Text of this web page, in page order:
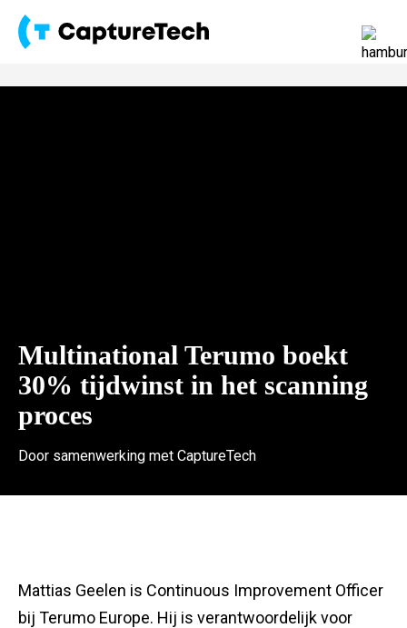
Multinational Terumo boekt
30% tijdwinst in het scanning
proces
Door samenwerking met CaptureTech
Mattias Geelen is Continuous Improvement Officer
bij Terumo Europe. Hij is verantwoordelijk voor